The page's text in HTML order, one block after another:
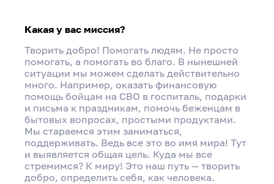
Какая у вас миссия?
Творить добро! Помогать людям. Не просто
помогать, а помогать во благо. В нынешней
ситуации мы можем сделать действительно
много. Например, оказать финансовую
помощь бойцам на СВО в госпиталь, подарки
и письма к праздникам, помочь беженцам в
бытовых вопросах, простыми продуктами.
Мы стараемся этим заниматься,
поддерживать. Ведь все это во имя мира! Тут
и выявляется общая цель. Куда мы все
стремимся? К миру! Это наш путь — творить
добро, определить себя, как человека.